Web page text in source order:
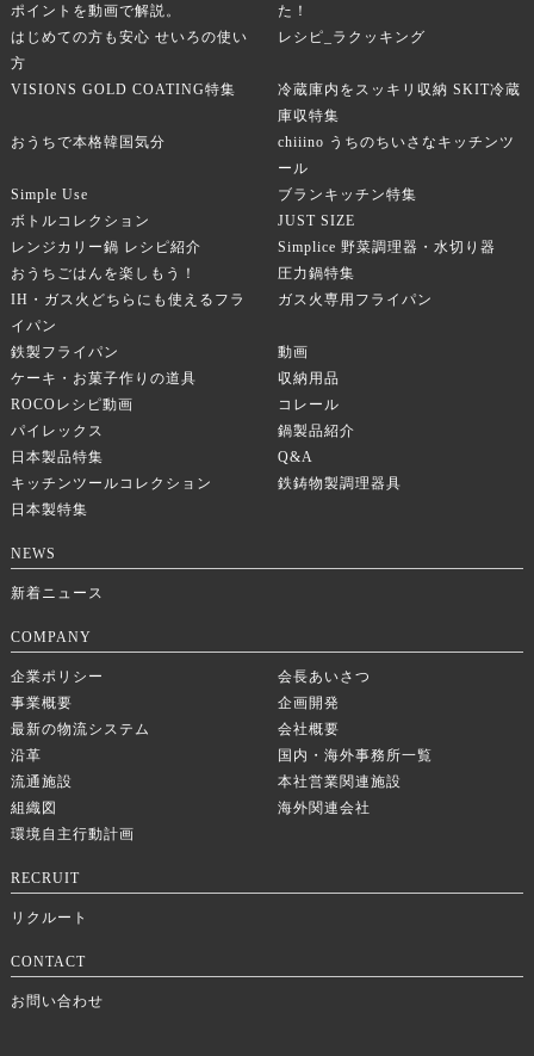
ポイントを動画で解説。
た！
はじめての方も安心 せいろの使い
方
レシピ_ラクッキング
VISIONS GOLD COATING特集
冷蔵庫内をスッキリ収納 SKIT冷蔵
庫収特集
おうちで本格韓国気分
chiiino うちのちいさなキッチンツ
ール
Simple Use
ブランキッチン特集
ボトルコレクション
JUST SIZE
レンジカリー鍋 レシピ紹介
Simplice 野菜調理器・水切り器
おうちごはんを楽しもう！
圧力鍋特集
IH・ガス火どちらにも使えるフラ
イパン
ガス火専用フライパン
鉄製フライパン
動画
ケーキ・お菓子作りの道具
収納用品
ROCOレシピ動画
コレール
パイレックス
鍋製品紹介
日本製品特集
Q&A
キッチンツールコレクション
鉄鋳物製調理器具
日本製特集
NEWS
新着ニュース
COMPANY
企業ポリシー
会長あいさつ
事業概要
企画開発
最新の物流システム
会社概要
沿革
国内・海外事務所一覧
流通施設
本社営業関連施設
組織図
海外関連会社
環境自主行動計画
RECRUIT
リクルート
CONTACT
お問い合わせ